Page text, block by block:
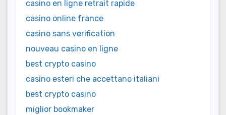
casino en ligne retrait rapide
casino online france
casino sans verification
nouveau casino en ligne
best crypto casino
casino esteri che accettano italiani
best crypto casino
miglior bookmaker